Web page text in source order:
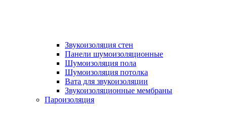
Звукоизоляция стен
Панели шумоизоляционные
Шумоизоляция пола
Шумоизоляция потолка
Вата для звукоизоляции
Звукоизоляционные мембраны
Пароизоляция